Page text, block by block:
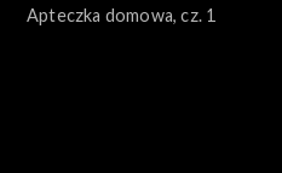
Apteczka domowa, cz. 1